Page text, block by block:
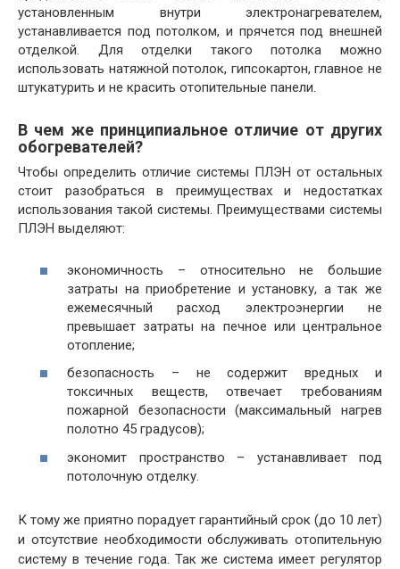
установленным внутри электронагревателем,
устанавливается под потолком, и прячется под внешней
отделкой. Для отделки такого потолка можно
использовать натяжной потолок, гипсокартон, главное не
штукатурить и не красить отопительные панели.
В чем же принципиальное отличие от других
обогревателей?
Чтобы определить отличие системы ПЛЭН от остальных
стоит разобраться в преимуществах и недостатках
использования такой системы. Преимуществами системы
ПЛЭН выделяют:
экономичность – относительно не большие
затраты на приобретение и установку, а так же
ежемесячный расход электроэнергии не
превышает затраты на печное или центральное
отопление;
безопасность – не содержит вредных и
токсичных веществ, отвечает требованиям
пожарной безопасности (максимальный нагрев
полотно 45 градусов);
экономит пространство – устанавливает под
потолочную отделку.
К тому же приятно порадует гарантийный срок (до 10 лет)
и отсутствие необходимости обслуживать отопительную
систему в течение года. Так же система имеет регулятор